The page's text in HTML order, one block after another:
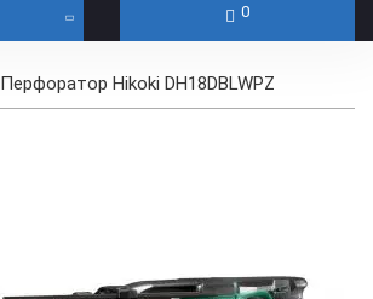
0
Перфоратор Hikoki DH18DBLWPZ